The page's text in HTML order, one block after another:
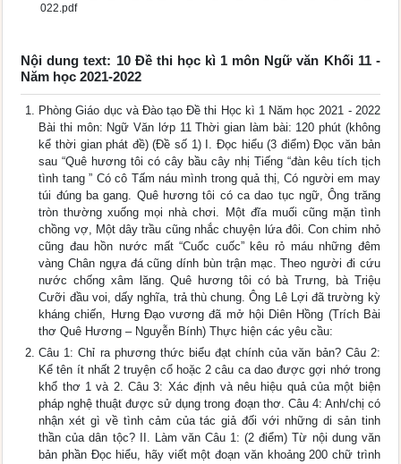
022.pdf
Nội dung text: 10 Đề thi học kì 1 môn Ngữ văn Khối 11 -
Năm học 2021-2022
Phòng Giáo dục và Đào tạo Đề thi Học kì 1 Năm học 2021 - 2022
Bài thi môn: Ngữ Văn lớp 11 Thời gian làm bài: 120 phút (không
kể thời gian phát đề) (Đề số 1) I. Đọc hiểu (3 điểm) Đọc văn bản
sau “Quê hương tôi có cây bầu cây nhị Tiếng “đàn kêu tích tịch
tình tang ” Có cô Tấm náu mình trong quả thị, Có người em may
túi đúng ba gang. Quê hương tôi có ca dao tục ngữ, Ông trăng
tròn thường xuống mọi nhà chơi. Một đĩa muối cũng mặn tình
chồng vợ, Một dây trầu cũng nhắc chuyện lứa đôi. Con chim nhỏ
cũng đau hồn nước mất “Cuốc cuốc” kêu rỏ máu những đêm
vàng Chân ngựa đá cũng dính bùn trận mạc. Theo người đi cứu
nước chống xâm lăng. Quê hương tôi có bà Trưng, bà Triệu
Cưỡi đầu voi, dấy nghĩa, trả thù chung. Ông Lê Lợi đã trường kỳ
kháng chiến, Hưng Đạo vương đã mở hội Diên Hồng (Trích Bài
thơ Quê Hương – Nguyễn Bính) Thực hiện các yêu cầu:
Câu 1: Chỉ ra phương thức biểu đạt chính của văn bản? Câu 2:
Kể tên ít nhất 2 truyện cổ hoặc 2 câu ca dao được gợi nhớ trong
khổ thơ 1 và 2. Câu 3: Xác định và nêu hiệu quả của một biện
pháp nghệ thuật được sử dụng trong đoạn thơ. Câu 4: Anh/chị có
nhận xét gì về tình cảm của tác giả đối với những di sản tinh
thần của dân tộc? II. Làm văn Câu 1: (2 điểm) Từ nội dung văn
bản phần Đọc hiểu, hãy viết một đoạn văn khoảng 200 chữ trình